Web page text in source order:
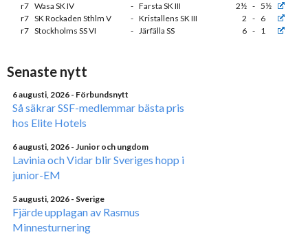
r7 Wasa SK IV - Farsta SK III 2½ - 5½
r7 SK Rockaden Sthlm V - Kristallens SK III 2 - 6
r7 Stockholms SS VI - Järfälla SS 6 - 1
Senaste nytt
6 augusti, 2026 - Förbundsnytt
Så säkrar SSF-medlemmar bästa pris
hos Elite Hotels
6 augusti, 2026 - Junior och ungdom
Lavinia och Vidar blir Sveriges hopp i
junior-EM
5 augusti, 2026 - Sverige
Fjärde upplagan av Rasmus
Minnesturnering